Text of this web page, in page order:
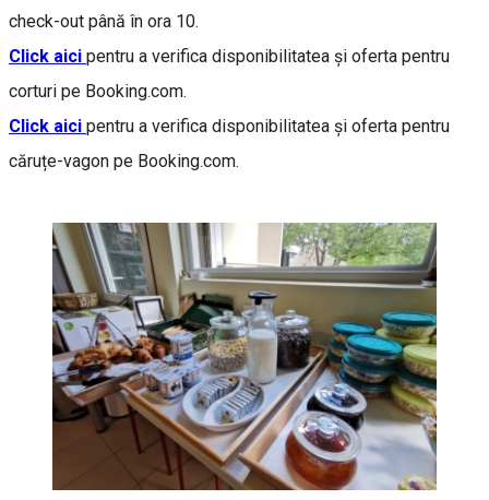
check-out până în ora 10.
Click aici pentru a verifica disponibilitatea și oferta pentru
corturi pe Booking.com.
Click aici pentru a verifica disponibilitatea și oferta pentru
căruțe-vagon pe Booking.com.